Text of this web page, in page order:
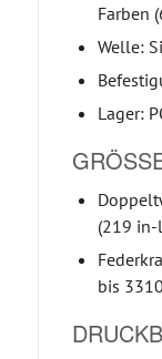
Farben
Welle:
Lager:
(219
bis